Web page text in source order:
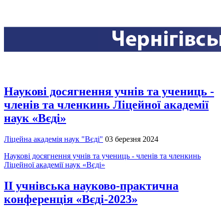
Наукові досягнення учнів та учениць -
членів та членкинь Ліцейної академії
наук «Вєді»
Ліцейна академія наук "Вєді" 03 березня 2024
Наукові досягнення учнів та учениць - членів та членкинь
Ліцейної академії наук «Вєді»
ІІ учнівська науково-практична
конференція «Вєді-2023»